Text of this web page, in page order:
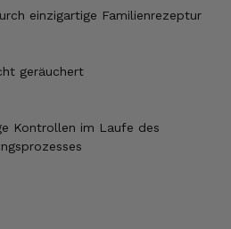
einzigartige Familienrezeptur
geräuchert
Kontrollen im Laufe des